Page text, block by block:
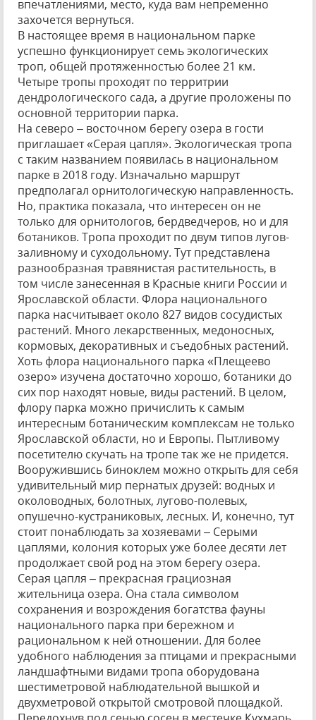
впечатлениями, место, куда вам непременно
захочется вернуться.
В настоящее время в национальном парке
успешно функционирует семь экологических
троп, общей протяженностью более 21 км.
Четыре тропы проходят по территрии
дендрологического сада, а другие проложены по
основной территории парка.
На северо – восточном берегу озера в гости
приглашает «Серая цапля». Экологическая тропа
с таким названием появилась в национальном
парке в 2018 году. Изначально маршрут
предполагал орнитологическую направленность.
Но, практика показала, что интересен он не
только для орнитологов, бердведчеров, но и для
ботаников. Тропа проходит по двум типов лугов-
заливному и суходольному. Тут представлена
разнообразная травянистая растительность, в
том числе занесенная в Красные книги России и
Ярославской области. Флора национального
парка насчитывает около 827 видов сосудистых
растений. Много лекарственных, медоносных,
кормовых, декоративных и съедобных растений.
Хоть флора национального парка «Плещеево
озеро» изучена достаточно хорошо, ботаники до
сих пор находят новые, виды растений. В целом,
флору парка можно причислить к самым
интересным ботаническим комплексам не только
Ярославской области, но и Европы. Пытливому
посетителю скучать на тропе так же не придется.
Вооружившись биноклем можно открыть для себя
удивительный мир пернатых друзей: водных и
околоводных, болотных, лугово-полевых,
опушечно-кустраниковых, лесных. И, конечно, тут
стоит понаблюдать за хозяевами – Серыми
цаплями, колония которых уже более десяти лет
продолжает свой род на этом берегу озера.
Серая цапля – прекрасная грациозная
жительница озера. Она стала символом
сохранения и возрождения богатства фауны
национального парка при бережном и
рациональном к ней отношении. Для более
удобного наблюдения за птицами и прекрасными
ландшафтными видами тропа оборудована
шестиметровой наблюдательной вышкой и
двухметровой открытой смотровой площадкой.